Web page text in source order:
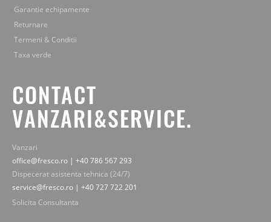
Garantie echipamente
Returnare
Termeni & Conditii
Taxa verde
CONTACT
VANZARI&SERVICE.
Vanzari
office@fresco.ro | +40 786 567 293
Dispecerat asistenta tehnica (24/7)
service@fresco.ro | +40 727 722 201
Solicita Consultanta